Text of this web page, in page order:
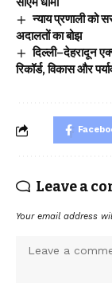
न्याय प्रणाली को
अदालतों का बोझ
दिल्ली–देहरादून
रिकॉर्ड, विकास और
Leave a
Your email address